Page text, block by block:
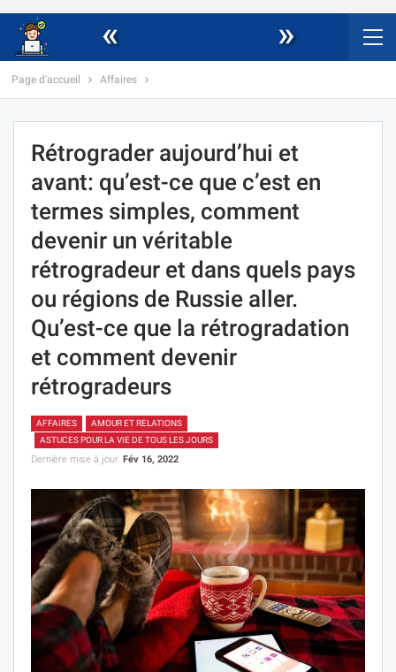
« »
Page d'accueil Affaires
Rétrograder aujourd’hui et
avant: qu’est-ce que c’est en
termes simples, comment
devenir un véritable
rétrogradeur et dans quels pays
ou régions de Russie aller.
Qu’est-ce que la rétrogradation
et comment devenir
rétrogradeurs
AFFAIRES
AMOUR ET RELATIONS
ASTUCES POUR LA VIE DE TOUS LES JOURS
Dernière mise à jour Fév 16, 2022